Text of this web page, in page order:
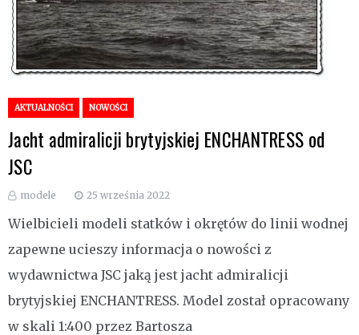
AKTUALNOŚCI NOWOŚCI
Jacht admiralicji brytyjskiej ENCHANTRESS od
JSC
modele 25 września 2022
Wielbicieli modeli statków i okrętów do linii wodnej
zapewne ucieszy informacja o nowości z
wydawnictwa JSC jaką jest jacht admiralicji
brytyjskiej ENCHANTRESS. Model został opracowany
w skali 1:400 przez Bartosza